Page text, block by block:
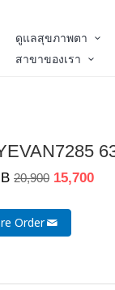
ดูแลสุขภาพตา
สาขาของเรา
20,900 15,700
Order